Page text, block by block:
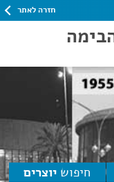
חזרה לאתר
חיפוש יוצרים